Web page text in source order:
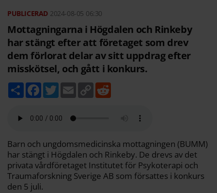
2024-08-05 06:30
Mottagningarna i Högdalen och Rinkeby
har stängt efter att företaget som drev
dem förlorat delar av sitt uppdrag efter
misskötsel, och gått i konkurs.
D
e
F
b
k
T
w
t
E
m
C
o
k
Barn och ungdomsmedicinska mottagningen (BUMM)
har stängt i Högdalen och Rinkeby. De drevs av det
privata vårdföretaget Institutet för Psykoterapi och
Traumaforskning Sverige AB som försattes i konkurs
den 5 juli.